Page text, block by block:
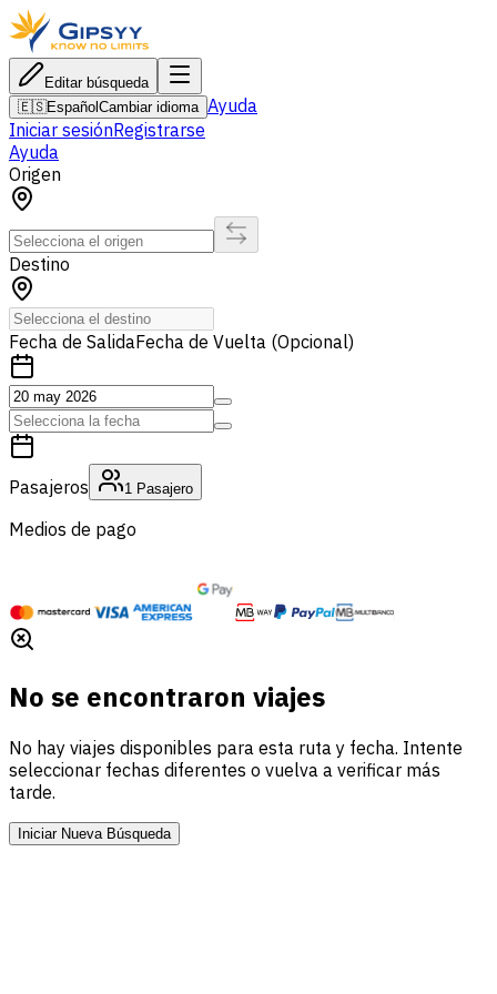
Editar búsqueda
🇪🇸Español Cambiar idioma Ayuda
Iniciar sesiónRegistrarse
Ayuda
Origen
Destino
Fecha de SalidaFecha de Vuelta (Opcional)
Pasajeros 1 Pasajero
Medios de pago
No se encontraron viajes
No hay viajes disponibles para esta ruta y fecha. Intente
seleccionar fechas diferentes o vuelva a verificar más
tarde.
Iniciar Nueva Búsqueda